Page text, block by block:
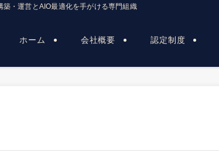
・運営とAIO最適化を手がける専門組織
ホーム 会社概要 認定制度